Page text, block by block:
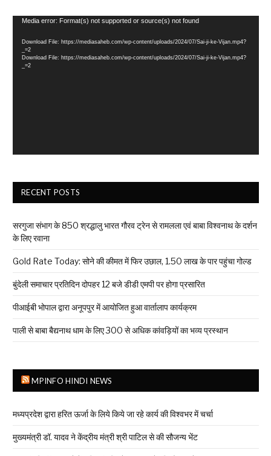
Video
Media error: Format(s) not supported or source(s) not found
Download File: https://mediasaheb.com/wp-content/uploads/2024/07/Sai-ji-ke-Vijan.mp4?
_=2
Download File: https://mediasaheb.com/wp-content/uploads/2024/07/Sai-ji-ke-Vijan.mp4?
_=2
RECENT POSTS
सरगुजा संभाग के 850 श्रद्धालु भारत गौरव ट्रेन से रामलला एवं बाबा विश्वनाथ के दर्शन
के लिए रवाना
Gold Rate Today: सोने की कीमत में फिर उछाल, ₹1.50 लाख के पार पहुंचा गोल्ड
बुंदेली समाचार प्रतिदिन दोपहर 12 बजे डीडी एमपी पर होगा प्रसारित
पीआईबी भोपाल द्वारा अनूपपुर में आयोजित हुआ वार्तालाप कार्यक्रम
पाली से बाबा बैद्यनाथ धाम के लिए 300 से अधिक कांवड़ियों का भव्य प्रस्थान
MPINFO HINDI NEWS
मध्यप्रदेश द्वारा हरित ऊर्जा के लिये किये जा रहे कार्य की विश्वभर में चर्चा
मुख्यमंत्री डॉ. यादव ने केंद्रीय मंत्री श्री पाटिल से की सौजन्य भेंट